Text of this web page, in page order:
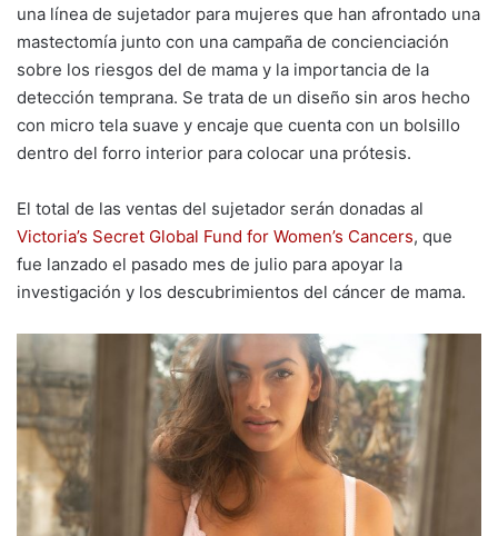
una línea de sujetador para mujeres que han afrontado una
mastectomía junto con una campaña de concienciación
sobre los riesgos del de mama y la importancia de la
detección temprana. Se trata de un diseño sin aros hecho
con micro tela suave y encaje que cuenta con un bolsillo
dentro del forro interior para colocar una prótesis.
El total de las ventas del sujetador serán donadas al
Victoria’s Secret Global Fund for Women’s Cancers, que
fue lanzado el pasado mes de julio para apoyar la
investigación y los descubrimientos del cáncer de mama.